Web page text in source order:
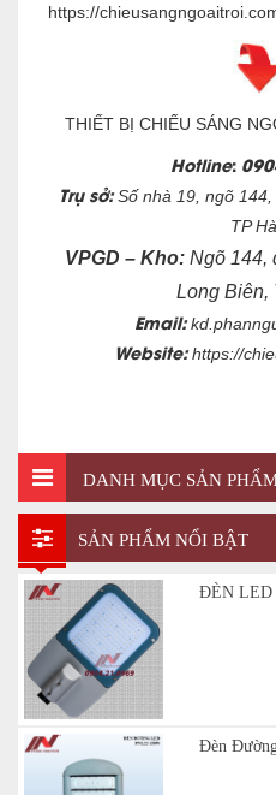
https://
THIẾT BỊ CHIẾU SÁNG
Hotline:
Trụ sở:Số nhà 19, ngõ
TP
VPGD – Kho: Ngõ 144,
Long Biên,
Email:
Website:https://
DANH MỤC SẢN
SẢN PHẨM NỔI BẬT
ĐÈN LED
Đèn